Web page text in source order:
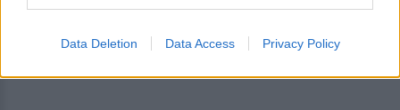
Data Deletion Data Access Privacy Policy